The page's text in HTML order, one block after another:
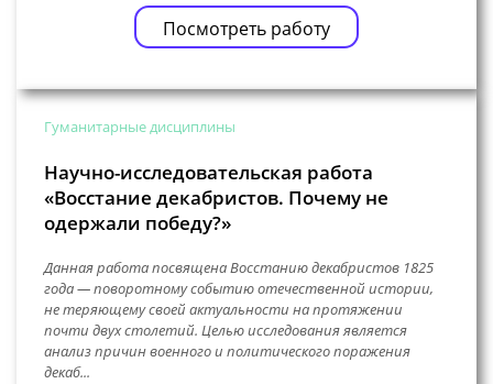
Посмотреть работу
Гуманитарные дисциплины
Научно-исследовательская работа
«Восстание декабристов. Почему не
одержали победу?»
Данная работа посвящена Восстанию декабристов 1825
года — поворотному событию отечественной истории,
не теряющему своей актуальности на протяжении
почти двух столетий. Целью исследования является
анализ причин военного и политического поражения
декаб...